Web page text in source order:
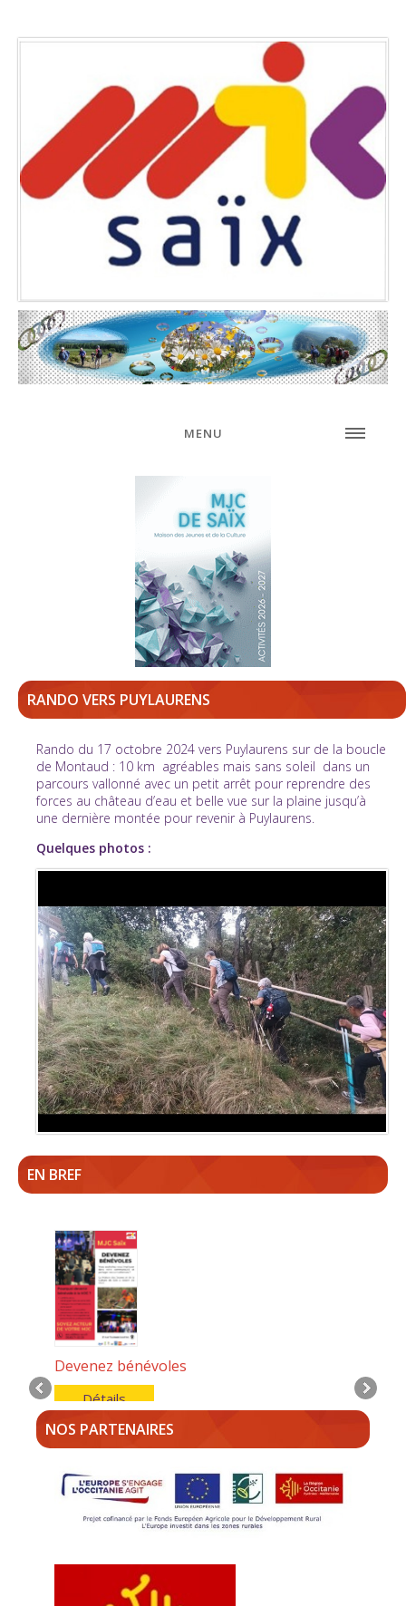
MENU
RANDO VERS PUYLAURENS
Rando du 17 octobre 2024 vers Puylaurens sur de la boucle
de Montaud : 10 km agréables mais sans soleil dans un
parcours vallonné avec un petit arrêt pour reprendre des
forces au château d’eau et belle vue sur la plaine jusqu’à
une dernière montée pour revenir à Puylaurens.
Quelques photos :
EN BREF
Devenez bénévoles
Détails
NOS PARTENAIRES